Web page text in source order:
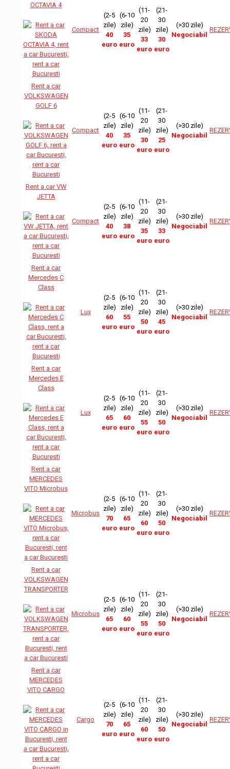
OCTAVIA 4
Compact
(2-5
zile)
40
euro
(6-10
zile)
35
euro
(11-
20
zile)
33
euro
(21-
30
zile)
30
euro
(>30 zile)
Negociabil
Rent a car
VOLKSWAGEN
GOLF 6
Compact
(2-5
zile)
40
euro
(6-10
zile)
35
euro
(11-
20
zile)
30
euro
(21-
30
zile)
25
euro
(>30 zile)
Negociabil
Rent a car VW
JETTA
Compact
(2-5
zile)
40
euro
(6-10
zile)
38
euro
(11-
20
zile)
35
euro
(21-
30
zile)
33
euro
(>30 zile)
Negociabil
Rent a car
Mercedes C
Class
Lux
(2-5
zile)
60
euro
(6-10
zile)
55
euro
(11-
20
zile)
50
euro
(21-
30
zile)
45
euro
(>30 zile)
Negociabil
Rent a car
Mercedes E
Class
Lux
(2-5
zile)
65
euro
(6-10
zile)
60
euro
(11-
20
zile)
55
euro
(21-
30
zile)
50
euro
(>30 zile)
Negociabil
Rent a car
MERCEDES
VITO Microbus
Microbus
(2-5
zile)
70
euro
(6-10
zile)
65
euro
(11-
20
zile)
60
euro
(21-
30
zile)
50
euro
(>30 zile)
Negociabil
Rent a car
VOLKSWAGEN
TRANSPORTER
Microbus
(2-5
zile)
65
euro
(6-10
zile)
60
euro
(11-
20
zile)
55
euro
(21-
30
zile)
50
euro
(>30 zile)
Negociabil
Rent a car
MERCEDES
VITO CARGO
Cargo
(2-5
zile)
70
euro
(6-10
zile)
65
euro
(11-
20
zile)
60
euro
(21-
30
zile)
50
euro
(>30 zile)
Negociabil